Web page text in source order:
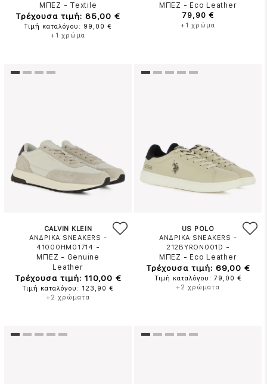
ΜΠΕΖ - Textile
Τρέχουσα τιμή: 85,00 €
Τιμή καταλόγου: 99,00 €
+1 χρώμα
ΜΠΕΖ -Eco Leather
79,90 €
+1 χρώμα
CALVIN KLEIN
ΑΝΔΡΙΚΑ SNEAKERS -
41000HM01714 -
ΜΠΕΖ - Genuine
Leather
Τρέχουσα τιμή: 110,00 €
Τιμή καταλόγου: 123,90 €
+2 χρώματα
US POLO
ΑΝΔΡΙΚΑ SNEAKERS -
212BYRON001D -
ΜΠΕΖ -Eco Leather
Τρέχουσα τιμή: 69,00 €
Τιμή καταλόγου: 79,00 €
+2 χρώματα